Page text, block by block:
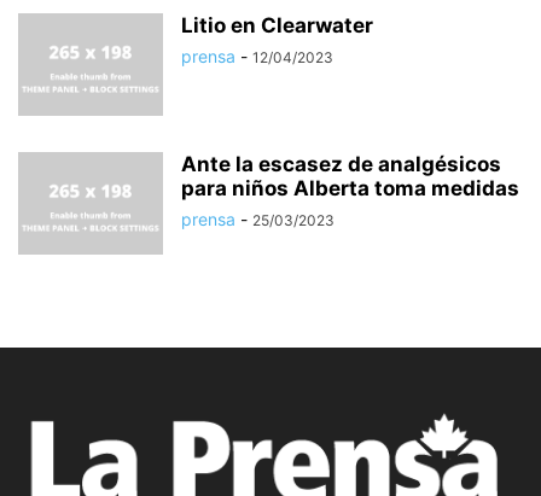
Litio en Clearwater
prensa - 12/04/2023
Ante la escasez de analgésicos
para niños Alberta toma medidas
prensa - 25/03/2023